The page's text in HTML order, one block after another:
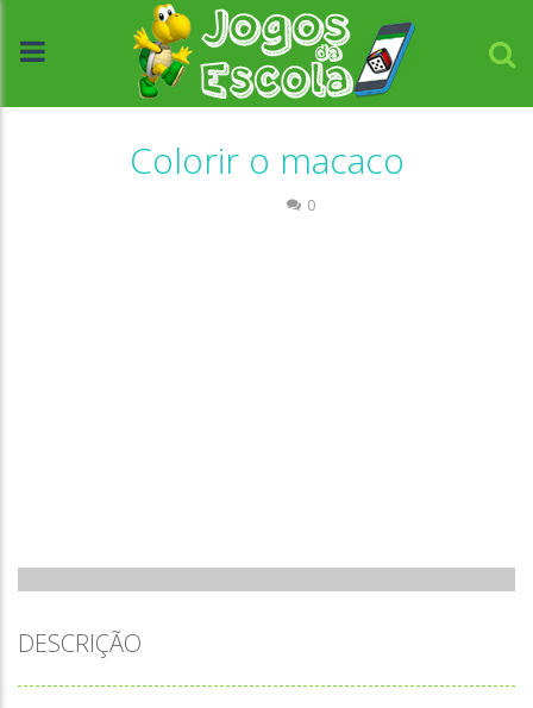
Colorir o macaco
0
DESCRIÇÃO